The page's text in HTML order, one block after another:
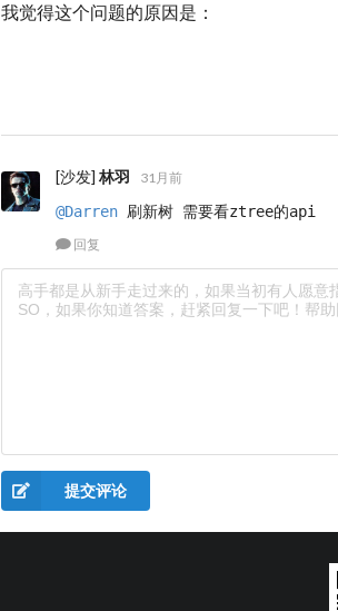
我觉得这个问题的原因是：
[沙发] 林羽 31月前
@Darren 刷新树 需要看ztree的api
回复
提交评论